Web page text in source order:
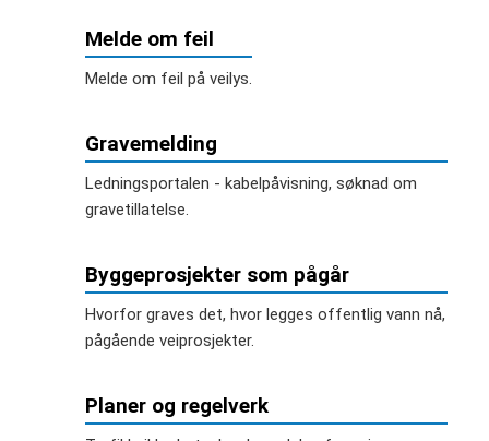
Melde om feil
Melde om feil på veilys.
Gravemelding
Ledningsportalen - kabelpåvisning, søknad om
gravetillatelse.
Byggeprosjekter som pågår
Hvorfor graves det, hvor legges offentlig vann nå,
pågående veiprosjekter.
Planer og regelverk